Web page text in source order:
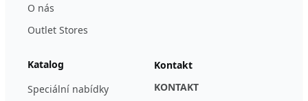
O nás
Outlet Stores
Katalog
Speciální nabídky
Kontakt
KONTAKT